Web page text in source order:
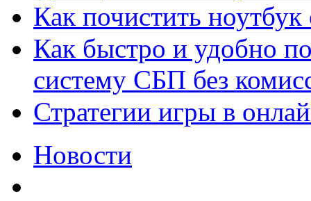
Как почистить
Как быстро и удобно
систему СБП без
Стратегии игры в
Новости